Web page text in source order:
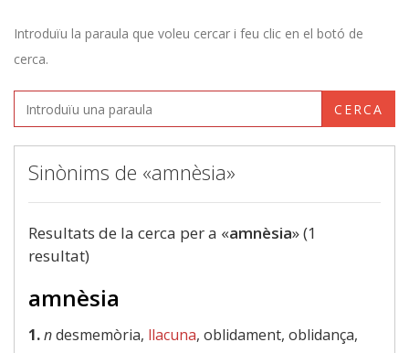
Introduïu la paraula que voleu cercar i feu clic en el botó de
cerca.
CERCA
Sinònims de «amnèsia»
Resultats de la cerca per a «amnèsia» (1
resultat)
amnèsia
1.ndesmemòria, llacuna, oblidament, oblidança,